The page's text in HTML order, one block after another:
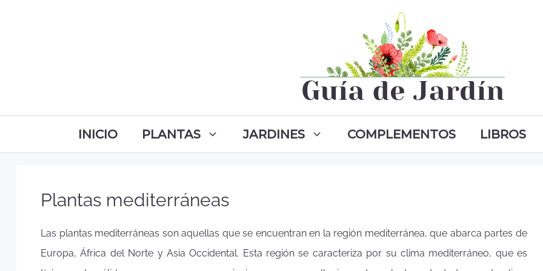
INICIO PLANTAS JARDINES COMPLEMENTOS LIBROS
Plantas mediterráneas
Las plantas mediterráneas son aquellas que se encuentran en la región mediterránea, que abarca partes de
Europa, África del Norte y Asia Occidental. Esta región se caracteriza por su clima mediterráneo, que es